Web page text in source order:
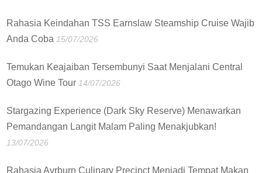
Rahasia Keindahan TSS Earnslaw Steamship Cruise Wajib
Anda Coba 15/07/2026
Temukan Keajaiban Tersembunyi Saat Menjalani Central
Otago Wine Tour 14/07/2026
Stargazing Experience (Dark Sky Reserve) Menawarkan
Pemandangan Langit Malam Paling Menakjubkan!
13/07/2026
Rahasia Ayrburn Culinary Precinct Menjadi Tempat Makan